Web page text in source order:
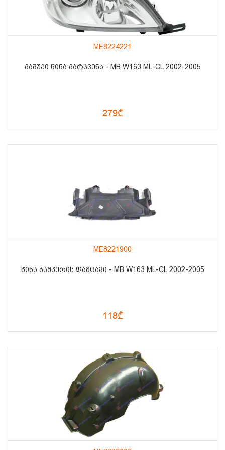
ME8224221
ᲛᲐᲨᲣᲥᲘ ᲬᲘᲜᲐ ᲛᲐᲠᲯᲕᲔᲜᲐ - MB W163 ML-CL 2002-2005
279₾
ME8221900
ᲬᲘᲜᲐ ᲑᲐᲛᲞᲔᲠᲘᲡ ᲓᲐᲛᲪᲐᲕᲘ - MB W163 ML-CL 2002-2005
118₾